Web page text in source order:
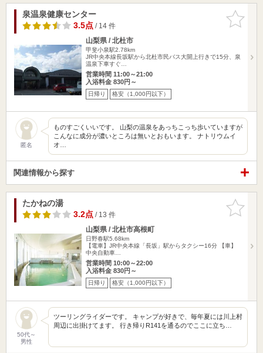
お気に入
りに追加
泉温泉健康センター
3.5点/ 14 件
山梨県 / 北杜市
甲斐小泉駅2.78km
JR中央本線長坂駅から北杜市民バス大開上行きで15分、泉
温泉下車すぐ…
営業時間 11:00～21:00
入浴料金 830円～
日帰り 格安（1,000円以下）
匿名
ものすごくいいです。 山梨の温泉をあっちこっち歩いていますが
こんなに成分が濃いところは無いとおもいます。 ナトリウムイ
オ…
関連情報から探す
お気に入
りに追加
たかねの湯
3.2点/ 13 件
山梨県 / 北杜市高根町
日野春駅5.68km
【電車】JR中央本線「長坂」駅からタクシー16分 【車】
中央自動車…
営業時間 10:00～22:00
入浴料金 830円～
日帰り 格安（1,000円以下）
50代～
男性
ツーリングライダーです。 キャンプが好きで、毎年夏には川上村
周辺に出掛けてます。 行き帰りR141を通るのでここに立ち…